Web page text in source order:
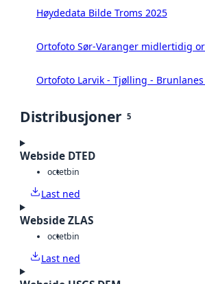
Høydedata Bilde Troms 2025
Ortofoto Sør-Varanger midlertidig
Ortofoto Larvik - Tjølling - Brunlanes
Distribusjoner 5
Webside DTED
octetbin
Last ned
Webside ZLAS
octetbin
Last ned